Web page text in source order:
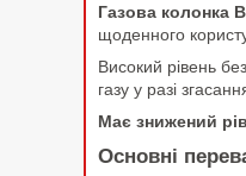
Газова колонка
щоденного
Високий рівень
газу у разі
Має знижений
Основні